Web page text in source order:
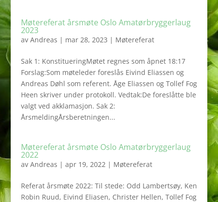
Møtereferat årsmøte Oslo Amatørbryggerlaug
2023
av Andreas | mar 28, 2023 | Møtereferat
Sak 1: KonstitueringMøtet regnes som åpnet 18:17
Forslag:Som møteleder foreslås Eivind Eliassen og
Andreas Døhl som referent. Åge Eliassen og Tollef Fog
Heen skriver under protokoll. Vedtak:De foreslåtte ble
valgt ved akklamasjon. Sak 2:
ÅrsmeldingÅrsberetningen...
Møtereferat årsmøte Oslo Amatørbryggerlaug
2022
av Andreas | apr 19, 2022| Møtereferat
Referat årsmøte 2022: Til stede: Odd Lambertsøy, Ken
Robin Ruud, Eivind Eliasen, Christer Hellen, Tollef Fog